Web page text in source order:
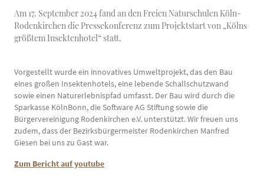
Am 17. September 2024 fand an den Freien Naturschulen Köln-
Rodenkirchen die Pressekonferenz zum Projektstart von „Kölns
größtem Insektenhotel“ statt.
Vorgestellt wurde ein innovatives Umweltprojekt, das den Bau
eines großen Insektenhotels, eine lebende Schallschutzwand
sowie einen Naturerlebnispfad umfasst. Der Bau wird durch die
Sparkasse KölnBonn, die Software AG Stiftung sowie die
Bürgervereinigung Rodenkirchen e.V. unterstützt. Wir freuen uns
zudem, dass der Bezirksbürgermeister Rodenkirchen Manfred
Giesen bei uns zu Gast war.
Zum Bericht auf youtube